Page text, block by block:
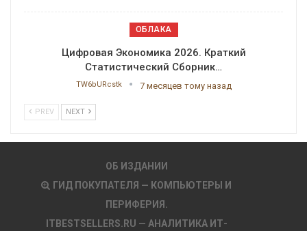
ОБЛАКА
Цифровая Экономика 2026. Краткий
Статистический Сборник…
TW6bURcstk 7 месяцев тому назад
PREV NEXT
ОБ ИЗДАНИИ
ГИД ПОКУПАТЕЛЯ — КОМПЬЮТЕРЫ И
ПЕРИФЕРИЯ.
ITBESTSELLERS.RU — АНАЛИТИКА ИТ-